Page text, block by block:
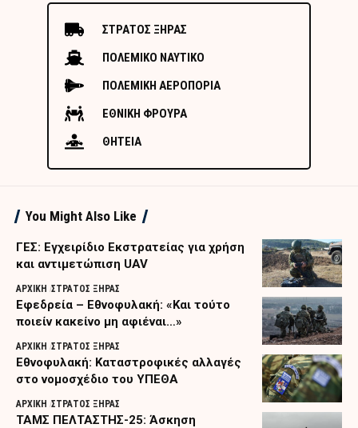
ΣΤΡΑΤΟΣ ΞΗΡΑΣ
ΠΟΛΕΜΙΚΟ ΝΑΥΤΙΚΟ
ΠΟΛΕΜΙΚΗ ΑΕΡΟΠΟΡΙΑ
ΕΘΝΙΚΗ ΦΡΟΥΡΑ
ΘΗΤΕΙΑ
You Might Also Like
ΓΕΣ: Εγχειρίδιο Εκστρατείας για χρήση
και αντιμετώπιση UAV
ΑΡΧΙΚΗ ΣΤΡΑΤΟΣ ΞΗΡΑΣ
Εφεδρεία – Εθνοφυλακή: «Και τούτο
ποιείν κακείνο μη αφιέναι…»
ΑΡΧΙΚΗ ΣΤΡΑΤΟΣ ΞΗΡΑΣ
Εθνοφυλακή: Καταστροφικές αλλαγές
στο νομοσχέδιο του ΥΠΕΘΑ
ΑΡΧΙΚΗ ΣΤΡΑΤΟΣ ΞΗΡΑΣ
ΤΑΜΣ ΠΕΛΤΑΣΤΗΣ-25: Άσκηση